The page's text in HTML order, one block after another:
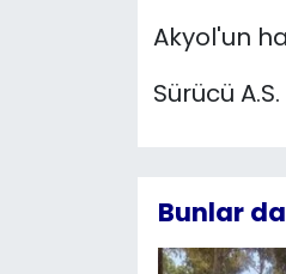
Akyol'un
Sürücü
Bunlar